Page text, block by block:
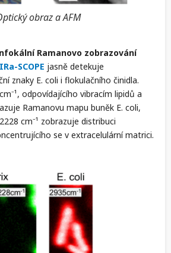
obraz a AFM
Ramanovo zobrazování
IRa-SCOPE jasně detekuje
znaky E. coli i flokulačního činidla.
odpovídajícího vibracím lipidů a
Ramanovu mapu buněk E. coli,
cm⁻¹ zobrazuje distribuci
se v extracelulární matrici.